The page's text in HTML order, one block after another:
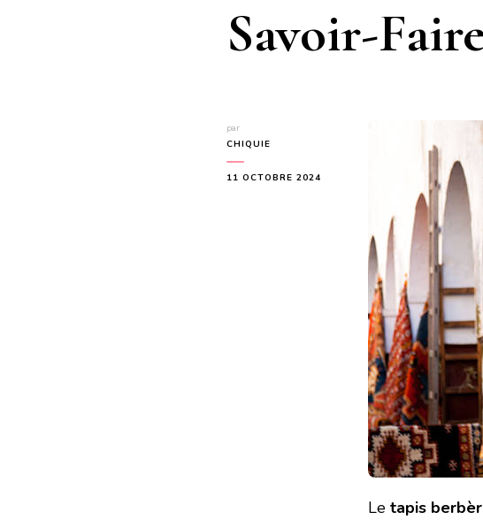
Savoir-
par
CHIQUIE
11 OCTOBRE 2024
Le tapis